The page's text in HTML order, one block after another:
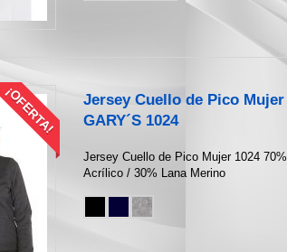
¡OFERTA!
Jersey Cuello de Pico Mujer
GARY´S 1024
Jersey Cuello de Pico Mujer 1024 70%
Acrílico / 30% Lana Merino